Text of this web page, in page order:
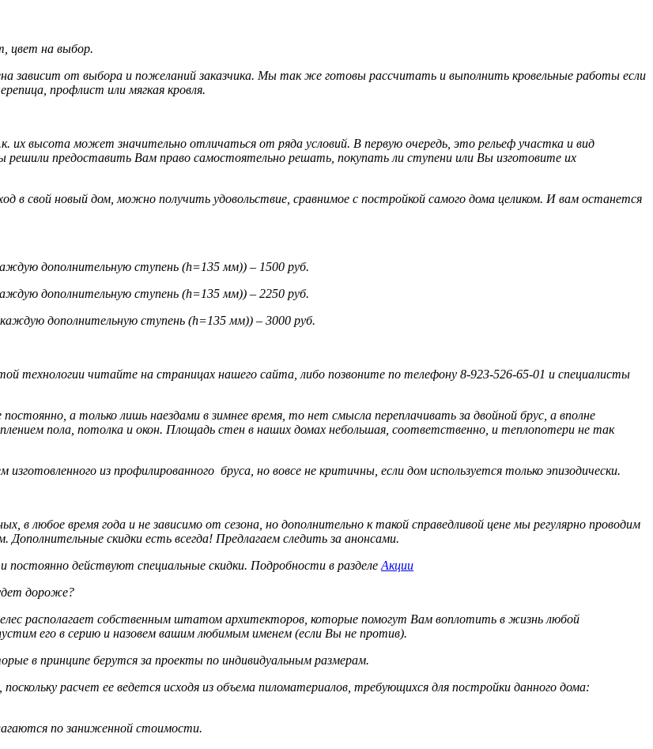
цвет на выбор.
зависит от выбора и пожеланий заказчика. Мы так же готовы рассчитать и выполнить кровельные работы если
профлист или мягкая кровля.
их высота может значительно отличаться от ряда условий. В первую очередь, это рельеф участка и вид
предоставить Вам право самостоятельно решать, покупать ли ступени или Вы изготовите их
в свой новый дом, можно получить удовольствие, сравнимое с постройкой самого дома целиком. И вам останется
дополнительную ступень (h=135 мм)) – 1500 руб.
дополнительную ступень (h=135 мм)) – 2250 руб.
дополнительную ступень (h=135 мм)) – 3000 руб.
технологии читайте на страницах нашего сайта, либо позвоните по телефону 8-923-526-65-01 и специалисты
а только лишь наездами в зимнее время, то нет смысла переплачивать за двойной брус, а вполне
пола, потолка и окон. Площадь стен в наших домах небольшая, соответственно, и теплопотери не так
из профилированного бруса, но вовсе не критичны, если дом используется только эпизодически.
в любое время года и не зависимо от сезона, но дополнительно к такой справедливой цене мы регулярно проводим
скидки есть всегда! Предлагаем следить за анонсами.
действуют специальные скидки. Подробности в разделе Акции
дороже?
располагает собственным штатом архитекторов, которые помогут Вам воплотить в жизнь любой
его в серию и назовем вашим любимым именем (если Вы не против).
в принципе берутся за проекты по индивидуальным размерам.
расчет ее ведется исходя из объема пиломатериалов, требующихся для постройки данного дома:
по заниженной стоимости.